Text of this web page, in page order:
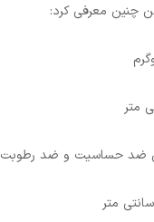
چنین معرفی کرد:
ضد حساسیت و ضد رطوبت